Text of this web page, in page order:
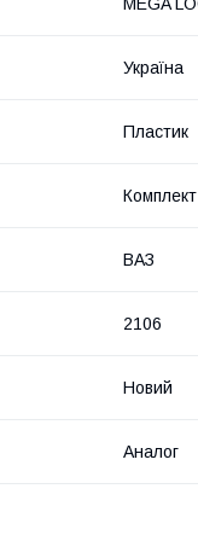
Україна
Пластик
Комплект
ВАЗ
2106
Новий
Аналог